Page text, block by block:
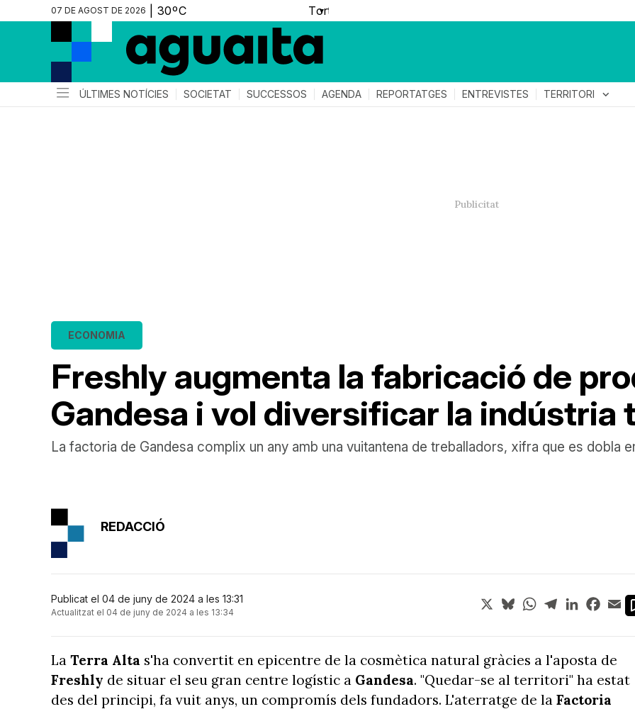
07 DE AGOST DE 2026 ▼
ÚLTIMES NOTÍCIES SOCIETAT SUCCESSOS AGENDA REPORTATGES ENTREVISTES TERRITORI expand_more
Freshly augmenta la fabricació de
Gandesa i vol diversificar la indústria
ECONOMIA
La factoria de Gandesa complix un any amb una vuitantena de treballadors, xifra que es dobla
REDACCIÓ
Publicat el 04 de juny de 2024 a les 13:31
Actualitzat el 04 de juny de 2024 a les 13:34
X BlueskyWhatsApp
TelegramLinkedIn
La Terra Alta s'ha convertit en epicentre de la cosmètica natural gràcies a l'aposta de
Freshly de situar el seu gran centre logístic a Gandesa. "Quedar-se al territori" ha estat
des del principi, fa vuit anys, un compromís dels fundadors. L'aterratge de la Factoria